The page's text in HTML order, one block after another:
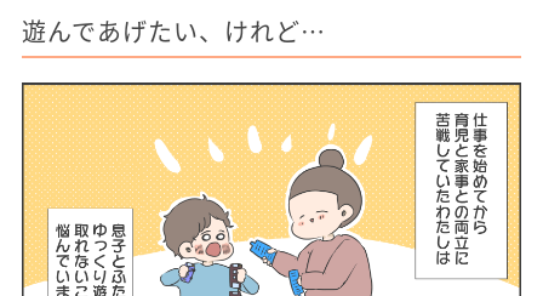
遊んであげたい、けれど…